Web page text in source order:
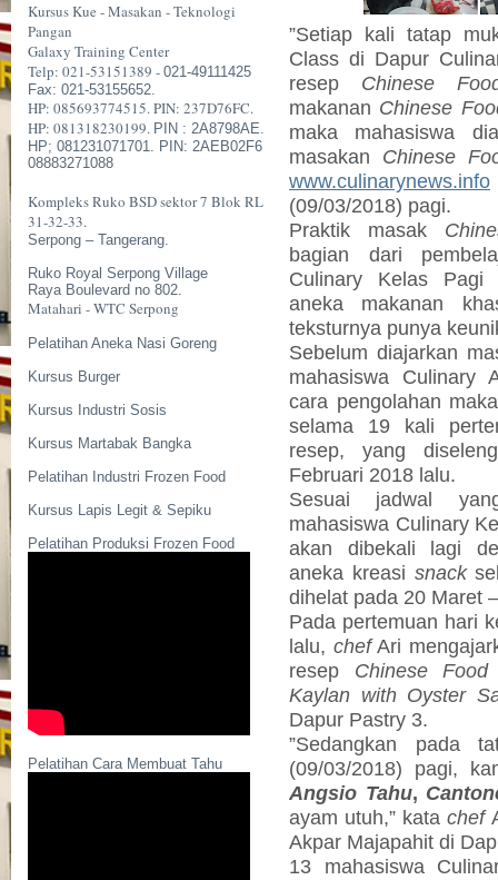
Kursus Kue - Masakan - Teknologi
Pangan
Galaxy Training Center
Telp: 021-53151389 - 021-49111425
Fax: 021-53155652.
HP: 085693774515. PIN: 237D76FC.
HP: 081318230199. PIN : 2A8798AE.
HP; 081231071701. PIN: 2AEB02F6
08883271088
Kompleks Ruko BSD sektor 7 Blok RL
31-32-33.
Serpong – Tangerang.
Ruko Royal Serpong Village
Raya Boulevard no 802.
Matahari - WTC Serpong
Pelatihan Aneka Nasi Goreng
Kursus Burger
Kursus Industri Sosis
Kursus Martabak Bangka
Pelatihan Industri Frozen Food
Kursus Lapis Legit & Sepiku
Pelatihan Produksi Frozen Food
Pelatihan Cara Membuat Tahu
”Setiap kali tatap
Class di Dapur
resep Chinese
makanan Chinese
maka mahasiswa
masakan Chinese
www.culinarynews.info
(09/03/2018) pagi.
Praktik masak
bagian dari
Culinary Kelas Pagi
aneka makanan
teksturnya punya
Sebelum diajarkan
mahasiswa Culinary
cara pengolahan
selama 19 kali
resep, yang
Februari 2018 lalu.
Sesuai jadwal
mahasiswa Culinary
akan dibekali lagi
aneka kreasi snack
dihelat pada 20 Maret
Pada pertemuan hari
lalu, chefAri
resep Chinese Food
Kaylan with Oyster
Dapur Pastry 3.
”Sedangkan pada
(09/03/2018) pagi,
Angsio Tahu,
ayam utuh,” katachef
Akpar Majapahit di
13 mahasiswa